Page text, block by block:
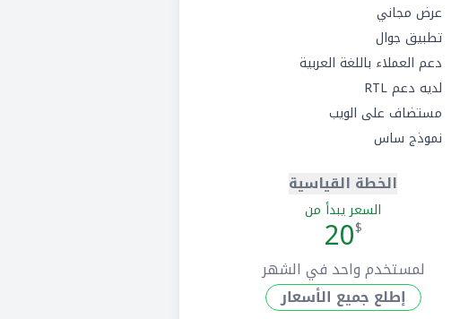
عرض مجاني
تطبيق جوال
دعم العملاء باللغة العربية
لديه دعم RTL
مستضاف على الويب
نموذج ساس
الخطة القياسية
السعر يبدأ من
$
20
لمستخدم واحد في الشهر
إطلع جميع الأسعار